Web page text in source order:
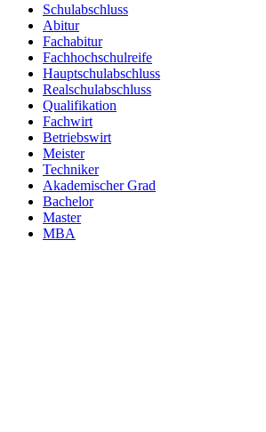
Schulabschluss
Abitur
Fachabitur
Fachhochschulreife
Hauptschulabschluss
Realschulabschluss
Qualifikation
Fachwirt
Betriebswirt
Meister
Techniker
Akademischer Grad
Bachelor
Master
MBA